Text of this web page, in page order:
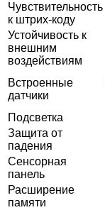
Чувствительность
к штрих-коду
Устойчивость к
внешним
воздействиям
Встроенные
датчики
Подсветка
Защита от
падения
Сенсорная
панель
Расширение
памяти